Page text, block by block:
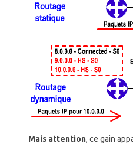
Mais attention, ce gain